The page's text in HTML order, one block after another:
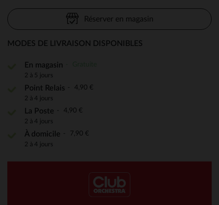
Réserver en magasin
MODES DE LIVRAISON DISPONIBLES
En magasin
2 à 5 jours
Point Relais 4,90 €
2 à 4 jours
La Poste 4,90 €
2 à 4 jours
À domicile 7,90 €
2 à 4 jours